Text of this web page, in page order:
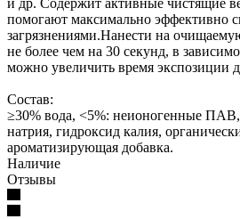
помогают максимально эффективно
загрязнениями.Нанести на
не более чем на 30 секунд, в
можно увеличить время экспозиции
Состав:
≥30% вода, <5%: неионогенные
натрия, гидроксид калия,
ароматизирующая добавка.
Наличие
Отзывы